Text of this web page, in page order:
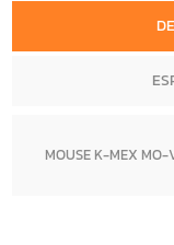
MOUSE K-MEX MO-